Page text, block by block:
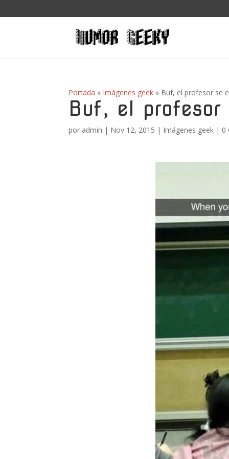
Portada » Imágenes geek » Buf, el profesor se
Buf, el
por admin | Nov 12, 2015 | Imágenes geek | 0